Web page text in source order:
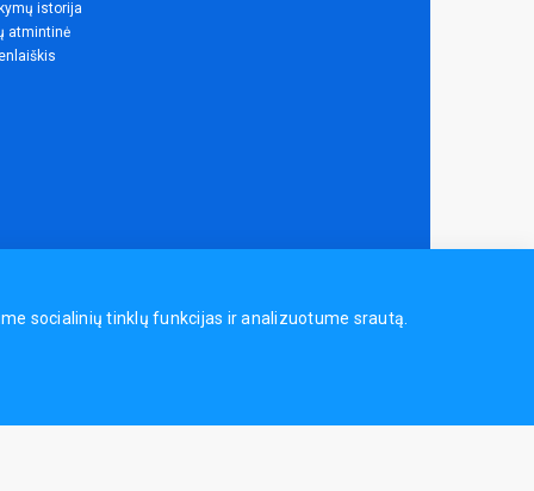
istorija
atmintinė
socialinių tinklų funkcijas ir analizuotume srautą.